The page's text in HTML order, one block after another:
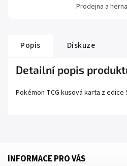
Prodejna a
Popis Diskuze
Detailní popis
Pokémon TCG kusová karta z edice
INFORMACE PRO VÁS